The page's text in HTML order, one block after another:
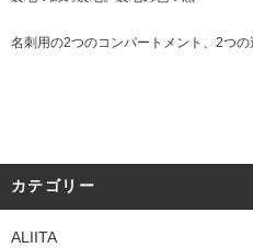
名刺用の2つのコンパートメント、2つの
カテゴリー
ALIITA